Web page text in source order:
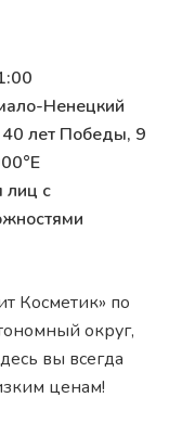
Ненецкий
40 лет Победы, 9
лиц с
Косметик» по
округ,
вы всегда
ценам!